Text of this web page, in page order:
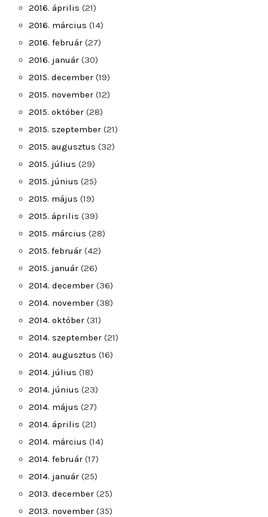
2016. április (21)
2016. március (14)
2016. február (27)
2016. január (30)
2015. december (19)
2015. november (12)
2015. október (28)
2015. szeptember (21)
2015. augusztus (32)
2015. július (29)
2015. június (25)
2015. május (19)
2015. április (39)
2015. március (28)
2015. február (42)
2015. január (26)
2014. december (36)
2014. november (38)
2014. október (31)
2014. szeptember (21)
2014. augusztus (16)
2014. július (18)
2014. június (23)
2014. május (27)
2014. április (21)
2014. március (14)
2014. február (17)
2014. január (25)
2013. december (25)
2013. november (35)